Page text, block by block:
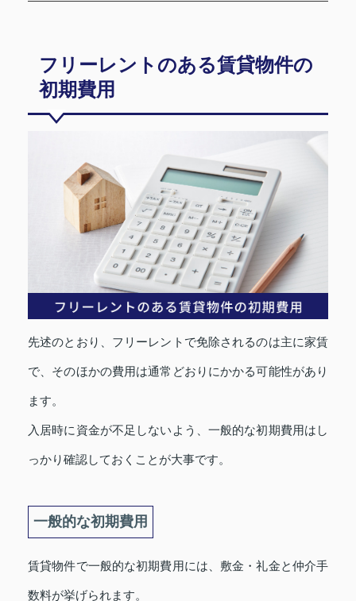
フリーレントのある賃貸物件の
初期費用
先述のとおり、フリーレントで免除されるのは主に家賃
で、そのほかの費用は通常どおりにかかる可能性があり
ます。
入居時に資金が不足しないよう、一般的な初期費用はし
っかり確認しておくことが大事です。
一般的な初期費用
賃貸物件で一般的な初期費用には、敷金・礼金と仲介手
数料が挙げられます。